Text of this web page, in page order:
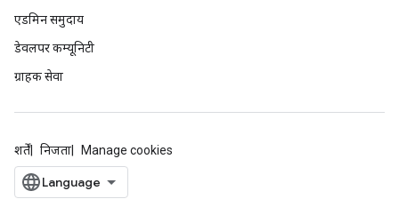
एडमिन समुदाय
डेवलपर कम्यूनिटी
ग्राहक सेवा
शर्तें निजता Manage cookies